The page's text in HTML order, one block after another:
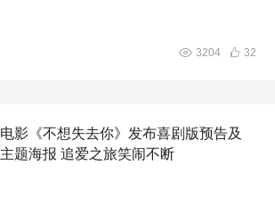
3204 32
电影《不想失去你》发布喜剧版预告及
主题海报 追爱之旅笑闹不断